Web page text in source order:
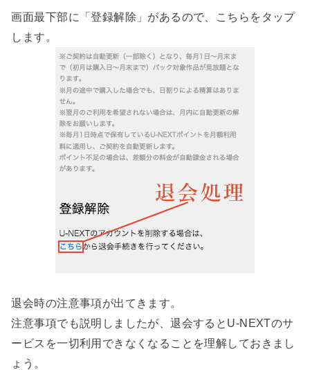
画面最下部に「登録解除」があるので、こちらをタップ
します。
退会時の注意事項が出てきます。
注意事項でも説明しましたが、退会するとU-NEXTのサ
ービスを一切利用できなくなることを理解しておきまし
ょう。